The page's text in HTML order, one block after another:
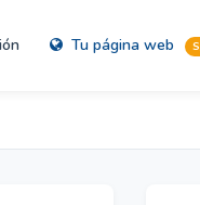
Tu página web